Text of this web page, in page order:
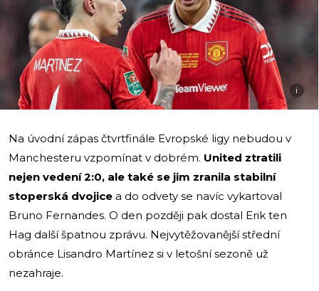
i
Na úvodní zápas čtvrtfinále Evropské ligy nebudou v
Manchesteru vzpomínat v dobrém. United ztratili
nejen vedení 2:0, ale také se jim zranila stabilní
stoperská dvojice a do odvety se navíc vykartoval
Bruno Fernandes. O den později pak dostal Erik ten
Hag další špatnou zprávu. Nejvytěžovanější střední
obránce Lisandro Martínez si v letošní sezoně už
nezahraje.